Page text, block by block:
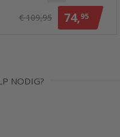
74,95
€ 109,95
NODIG?